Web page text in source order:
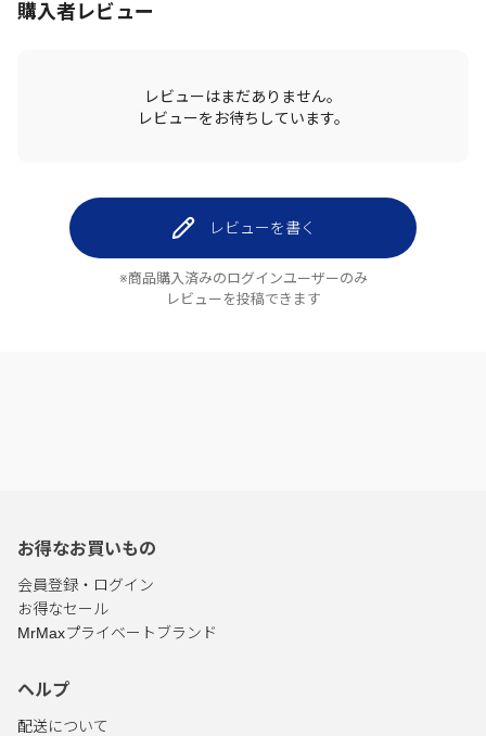
購入者レビュー
レビューはまだありません。
レビューをお待ちしています。
レビューを書く
※商品購入済みのログインユーザーのみ
レビューを投稿できます
お得なお買いもの
会員登録・ログイン
お得なセール
MrMaxプライベートブランド
ヘルプ
配送について